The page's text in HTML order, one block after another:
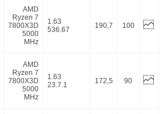
AMD
Ryzen 7
7800X3D
5000
MHz
1.63
536.67
190,7 100
AMD
Ryzen 7
7800X3D
5000
MHz
1.63
23.7.1
172,5 90